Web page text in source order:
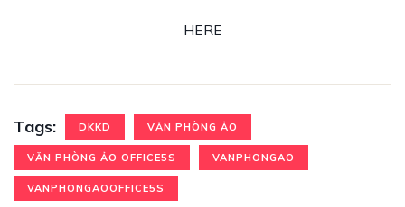
HERE
Tags: DKKD VĂN PHÒNG ẢO
VĂN PHÒNG ẢO OFFICE5S VANPHONGAO
VANPHONGAOOFFICE5S